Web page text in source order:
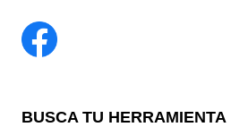
BUSCA TU HERRAMIENTA